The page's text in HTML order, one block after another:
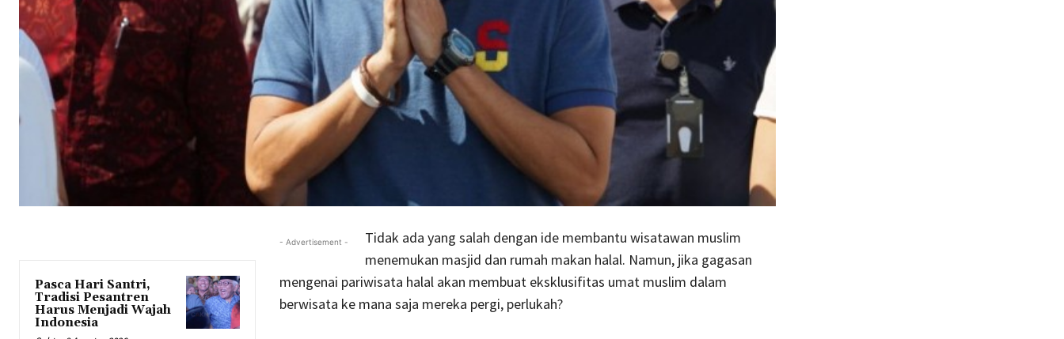
Pasca Hari Santri,
Tradisi Pesantren
Harus Menjadi Wajah
Indonesia
- Advertisement -
Tidak ada yang salah dengan ide membantu wisatawan muslim
menemukan masjid dan rumah makan halal. Namun, jika gagasan
mengenai pariwisata halal akan membuat eksklusifitas umat muslim dalam
berwisata ke mana saja mereka pergi, perlukah?